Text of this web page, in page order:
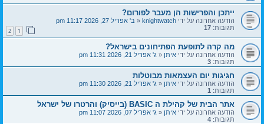
ייתכן והפרישות הן מעבר לפורום?
הודעה אחרונה על ידי knightwatch
«ב' אפריל 27, 2026 11:17 pm
תגובות: 17
2
מה קרה לתופעת הפתיחונים בישראל?
הודעה אחרונה על ידי איתן«ג' אפריל 21, 2026 11:31 pm
תגובות: 3
חגיגות יום העצמאות מבוטלות
הודעה אחרונה על ידי איתן«ג' אפריל 21, 2026 11:30 pm
תגובות: 1
אתר הבית של קהילת ה BASIC (בייסיק) והרטרו של ישראל
הודעה אחרונה על ידי איתן«ג' אפריל 07, 2026 11:07 pm
תגובות: 4